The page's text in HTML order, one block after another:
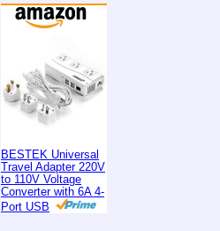
BESTEK Universal
Travel Adapter 220V
to 110V Voltage
Converter with 6A 4-
Port USB